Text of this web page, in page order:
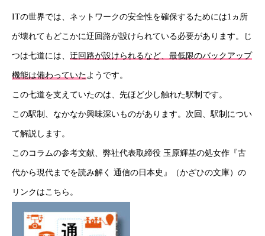
情報セキュリティ基本方針
HOME 新着情報 会社概要
ITの世界では、ネットワークの安全性を確保するためには1ヵ所
が壊れてもどこかに迂回路が設けられている必要があります。じ
つは七道には、 迂回路が設けられるなど、最低限のバックアップ
機能は備わっていたようです。
この七道を支えていたのは、先ほど少し触れた駅制です。
この駅制、なかなか興味深いものがあります。次回、駅制につい
て解説します。
このコラムの参考文献、弊社代表取締役 玉原輝基の処女作『古
代から現代までを読み解く 通信の日本史』（かざひの文庫）の
リンクはこちら 。